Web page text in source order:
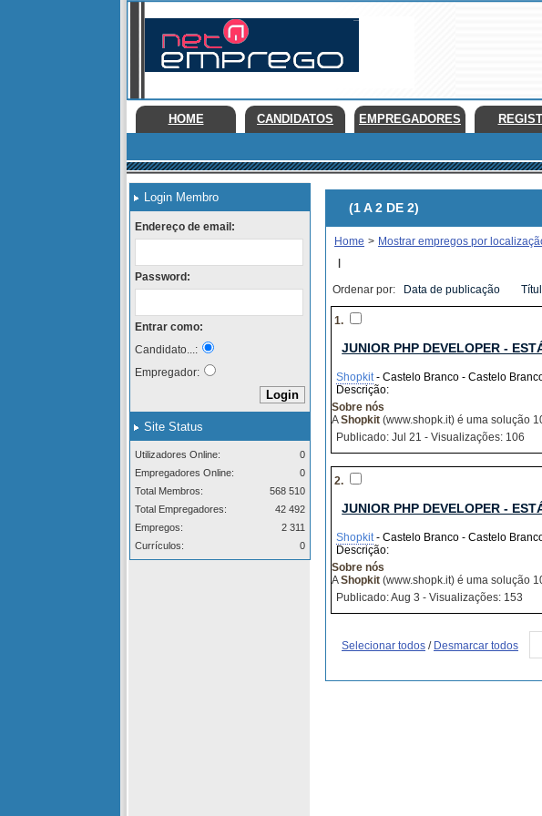
HOME CANDIDATOS EMPREGADORES
Login Membro
Endereço de email:
Password:
Entrar como:
Candidato...:
Empregador:
Site Status
Utilizadores Online:
0
Empregadores Online:
0
Total Membros:
568 510
Total Empregadores:
42 492
Empregos:
2 311
Currículos:
0
(1 A 2 DE 2)
Home > Mostrar empregos por
|
Ordenar por: Data de publicação
1.
JUNIOR PHP DEVELOPER -
Shopkit- Castelo Branco - Castelo
Descrição:
Sobre nós
AShopkit (www.shopk.it) é uma solução
Publicado: Jul 21 - Visualizações: 106
2.
JUNIOR PHP DEVELOPER -
Shopkit- Castelo Branco - Castelo
Descrição:
Sobre nós
AShopkit (www.shopk.it) é uma solução
Publicado: Aug 3 - Visualizações: 153
Selecionar todos / Desmarcar todos